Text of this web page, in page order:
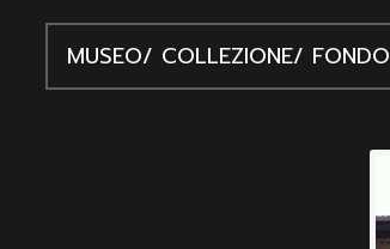
MUSEO/ COLLEZIONE/ FONDO